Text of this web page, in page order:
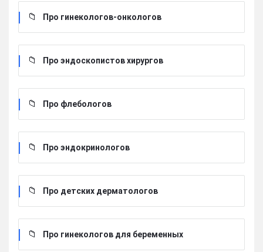
Про гинекологов-онкологов
Про эндоскопистов хирургов
Про флебологов
Про эндокринологов
Про детских дерматологов
Про гинекологов для беременных